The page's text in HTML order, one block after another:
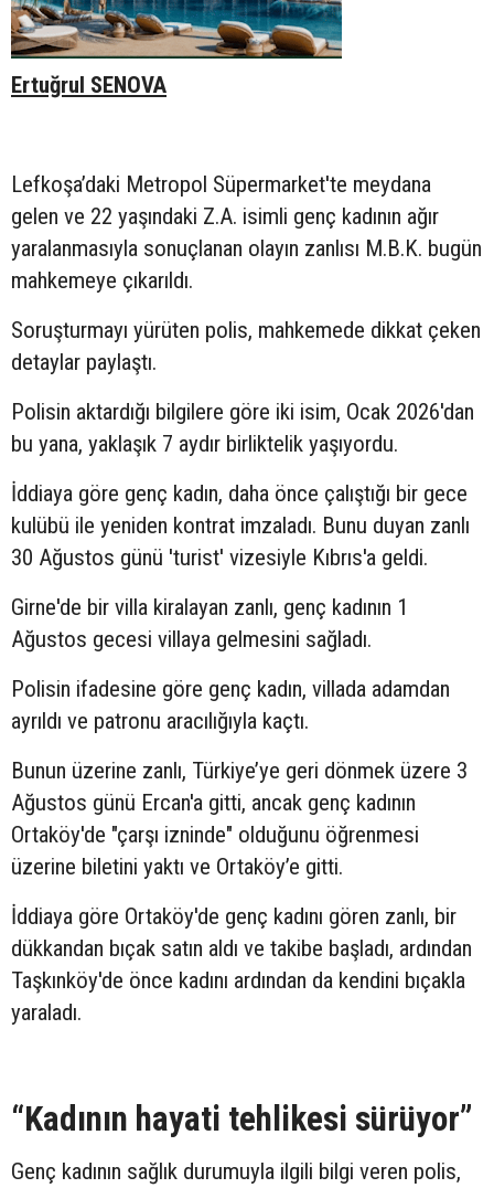
Ertuğrul SENOVA
Lefkoşa’daki Metropol Süpermarket'te meydana
gelen ve 22 yaşındaki Z.A. isimli genç kadının ağır
yaralanmasıyla sonuçlanan olayın zanlısı M.B.K. bugün
mahkemeye çıkarıldı.
Soruşturmayı yürüten polis, mahkemede dikkat çeken
detaylar paylaştı.
Polisin aktardığı bilgilere göre iki isim, Ocak 2026'dan
bu yana, yaklaşık 7 aydır birliktelik yaşıyordu.
İddiaya göre genç kadın, daha önce çalıştığı bir gece
kulübü ile yeniden kontrat imzaladı. Bunu duyan zanlı
30 Ağustos günü 'turist' vizesiyle Kıbrıs'a geldi.
Girne'de bir villa kiralayan zanlı, genç kadının 1
Ağustos gecesi villaya gelmesini sağladı.
Polisin ifadesine göre genç kadın, villada adamdan
ayrıldı ve patronu aracılığıyla kaçtı.
Bunun üzerine zanlı, Türkiye’ye geri dönmek üzere 3
Ağustos günü Ercan'a gitti, ancak genç kadının
Ortaköy'de "çarşı izninde" olduğunu öğrenmesi
üzerine biletini yaktı ve Ortaköy’e gitti.
İddiaya göre Ortaköy'de genç kadını gören zanlı, bir
dükkandan bıçak satın aldı ve takibe başladı, ardından
Taşkınköy'de önce kadını ardından da kendini bıçakla
yaraladı.
“Kadının hayati tehlikesi sürüyor”
Genç kadının sağlık durumuyla ilgili bilgi veren polis,